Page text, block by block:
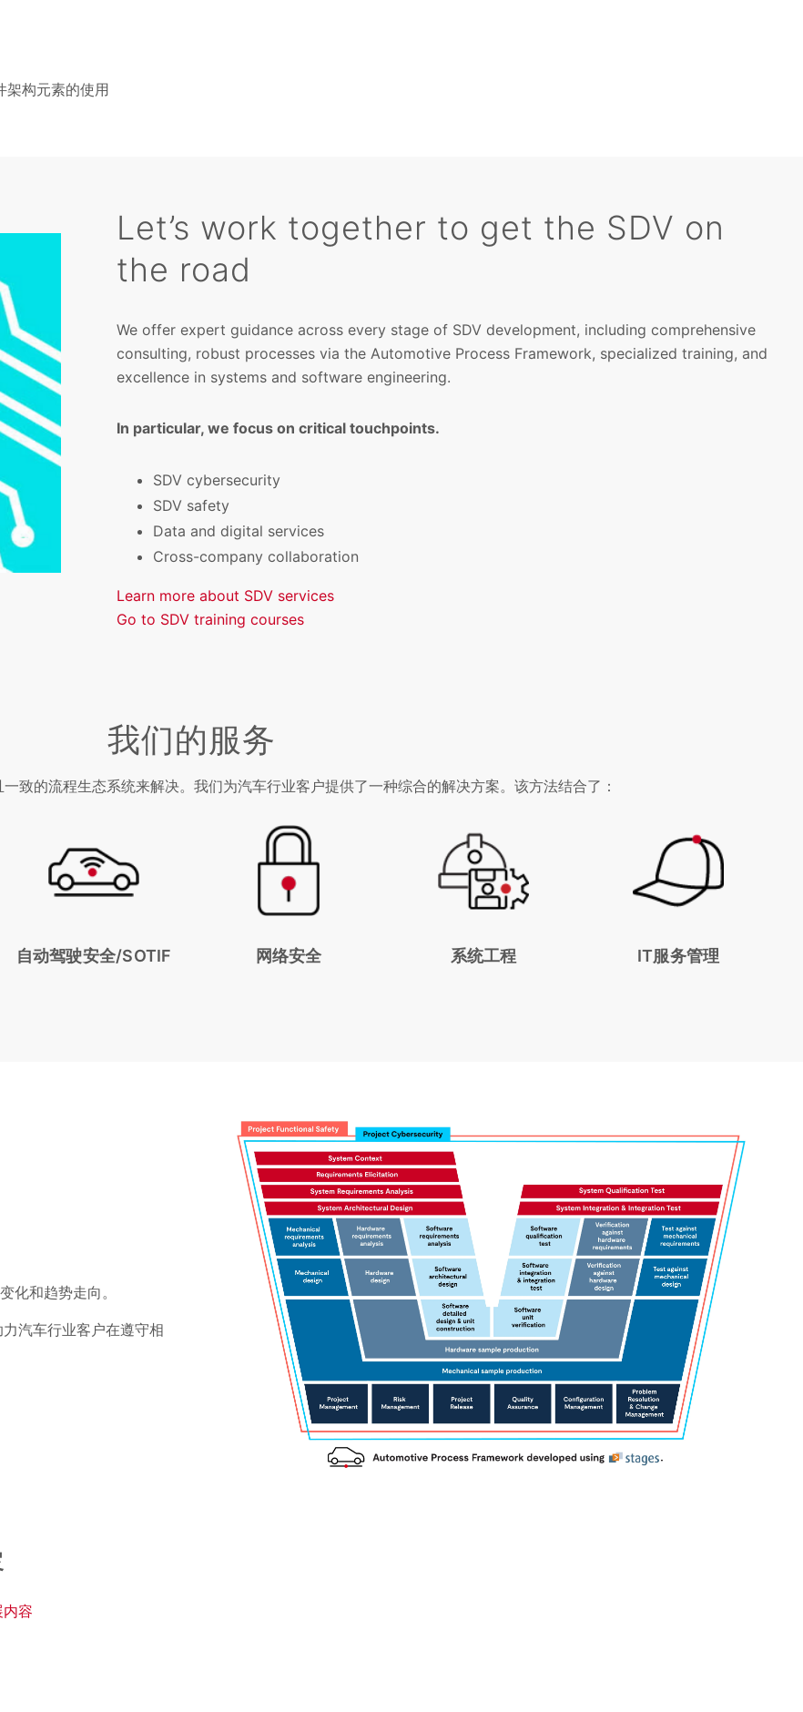
构元素的使用
Let’s work together to get the SDV on
the road
We offer expert guidance across every stage of SDV development, including comprehensive
consulting, robust processes via the Automotive Process Framework, specialized training, and
excellence in systems and software engineering.
In particular, we focus on critical touchpoints.
SDV cybersecurity
SDV safety
Data and digital services
Cross-company collaboration
Learn more about SDV services
Go to SDV training courses
我们的服务
致的流程生态系统来解决。我们为汽车行业客户提供了一种综合的解决方案。该方法结合了：
自动驾驶安全/SOTIF 网络安全 系统工程 IT服务管理
化和趋势走向。
汽车行业客户在遵守相
容